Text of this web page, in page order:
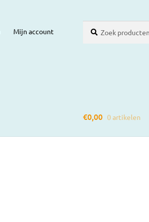
Mijn account
naar:
€0,00 0 artikelen